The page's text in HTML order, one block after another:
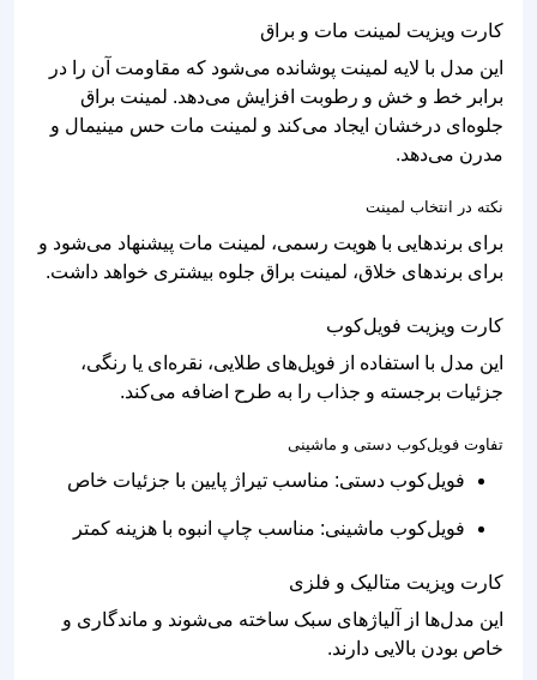
کارت ویزیت لمینت مات و براق
این مدل با لایه لمینت پوشانده می‌شود که مقاومت آن را در
برابر خط و خش و رطوبت افزایش می‌دهد. لمینت براق
جلوه‌ای درخشان ایجاد می‌کند و لمینت مات حس مینیمال و
مدرن می‌دهد.
نکته در انتخاب لمینت
برای برندهایی با هویت رسمی، لمینت مات پیشنهاد می‌شود و
برای برندهای خلاق، لمینت براق جلوه بیشتری خواهد داشت.
کارت ویزیت فویل‌کوب
این مدل با استفاده از فویل‌های طلایی، نقره‌ای یا رنگی،
جزئیات برجسته و جذاب را به طرح اضافه می‌کند.
تفاوت فویل‌کوب دستی و ماشینی
فویل‌کوب دستی: مناسب تیراژ پایین با جزئیات خاص
فویل‌کوب ماشینی: مناسب چاپ انبوه با هزینه کمتر
کارت ویزیت متالیک و فلزی
این مدل‌ها از آلیاژهای سبک ساخته می‌شوند و ماندگاری و
خاص بودن بالایی دارند.